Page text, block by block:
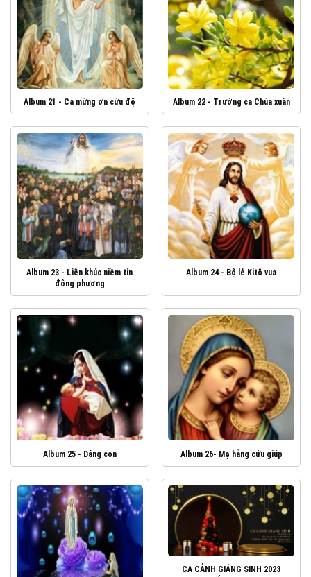
Album 21 - Ca mừng ơn cứu độ Album 22 - Trường ca Chúa xuân
Album 23 - Liên khúc niềm tin
đông phương
Album 24 - Bộ lễ Kitô vua
Album 25 - Dâng con Album 26- Mẹ hằng cứu giúp
CA CẢNH GIÁNG SINH 2023